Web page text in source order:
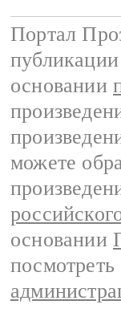
Портал
основании
можете
основании